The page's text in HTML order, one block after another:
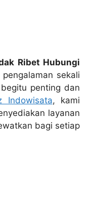
Ribet Hubungi
sekali
penting dan
Indowisata, kami
layanan
bagi setiap